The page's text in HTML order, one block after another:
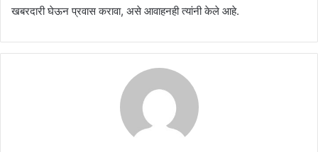
खबरदारी घेऊन प्रवास करावा, असे आवाहनही त्यांनी केले आहे.